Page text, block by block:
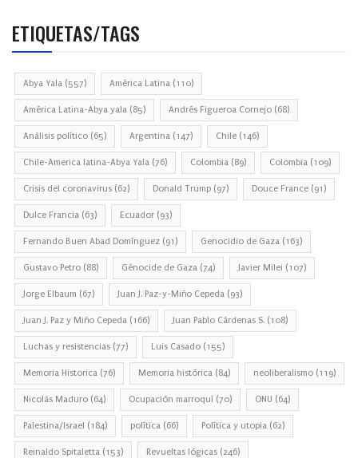
ETIQUETAS/TAGS
Abya Yala (557) América Latina (110)
América Latina-Abya yala (85) Andrés Figueroa Cornejo (68)
Análisis político (65) Argentina (147) Chile (146)
Chile-America latina-Abya Yala (76) Colombia (89) Colombia (109)
Crisis del coronavirus (62) Donald Trump (97) Douce France (91)
Dulce Francia (63) Ecuador (93)
Fernando Buen Abad Domínguez (91) Genocidio de Gaza (163)
Gustavo Petro (88) Génocide de Gaza (74) Javier Milei (107)
Jorge Elbaum (67) Juan J. Paz-y-Miño Cepeda (93)
Juan J. Paz y Miño Cepeda (166) Juan Pablo Cárdenas S. (108)
Luchas y resistencias (77) Luis Casado (155)
Memoria Historica (76) Memoria histórica (84) neoliberalismo (119)
Nicolás Maduro (64) Ocupación marroquí (70) ONU (64)
Palestina/Israel (184) política (66) Política y utopia (62)
Reinaldo Spitaletta (153) Revueltas lógicas (246)